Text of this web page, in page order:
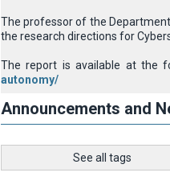
The professor of the
the research directions for
The report is available at the
autonomy/
Announcements and
See all tags